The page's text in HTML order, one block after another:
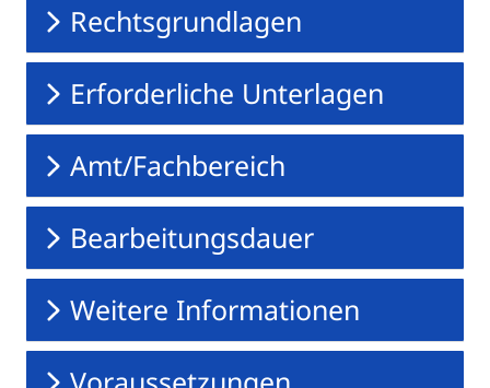
Rechtsgrundlagen
Erforderliche Unterlagen
Amt/Fachbereich
Bearbeitungsdauer
Weitere Informationen